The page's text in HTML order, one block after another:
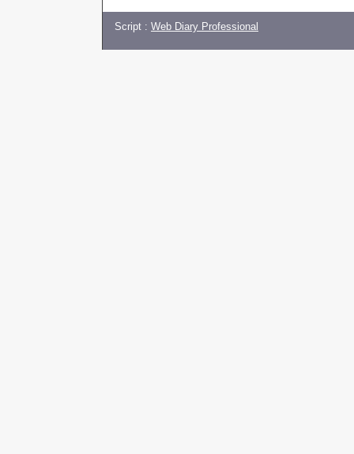
Script : Web Diary Professional